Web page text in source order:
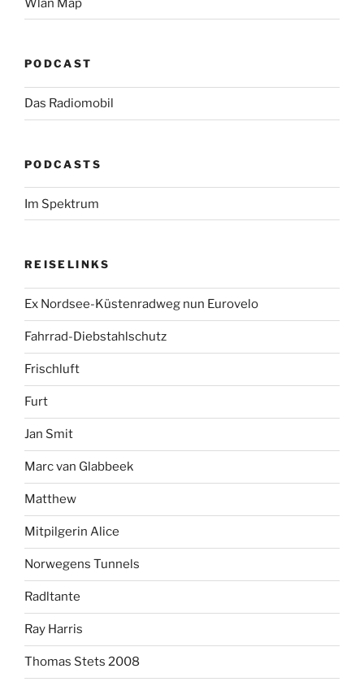
Wlan Map
PODCAST
Das Radiomobil
PODCASTS
Im Spektrum
REISELINKS
Ex Nordsee-Küstenradweg nun Eurovelo
Fahrrad-Diebstahlschutz
Frischluft
Furt
Jan Smit
Marc van Glabbeek
Matthew
Mitpilgerin Alice
Norwegens Tunnels
Radltante
Ray Harris
Thomas Stets 2008